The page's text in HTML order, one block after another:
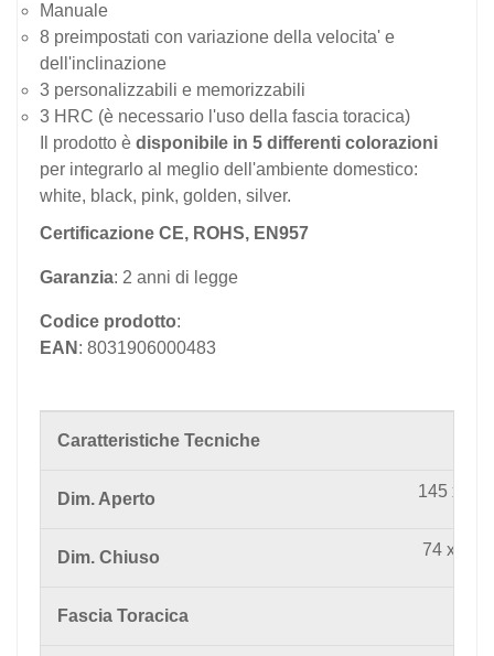
Manuale
8 preimpostati con variazione della velocita' e
dell'inclinazione
3 personalizzabili e memorizzabili
3 HRC (è necessario l'uso della fascia toracica)
Il prodotto è disponibile in 5 differenti colorazioni
per integrarlo al meglio dell'ambiente domestico:
white, black, pink, golden, silver.
Certificazione CE, ROHS, EN957
Garanzia: 2 anni di legge
Codice prodotto:
EAN : 8031906000483
Caratteristiche Tecniche
Dim. Aperto 145 x 74
Dim. Chiuso 74 x 26
Fascia Toracica